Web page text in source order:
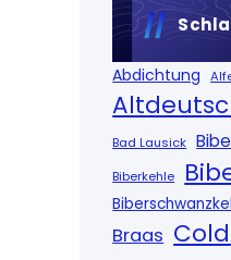
Abdichtung
Bad Lausick
Biberkehle
Braas